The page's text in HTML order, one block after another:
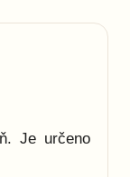
Je určeno